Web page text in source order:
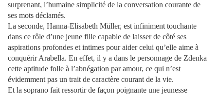
surprenant, l’humaine simplicité de la conversation courante de
ses mots déclamés.
La seconde, Hanna-Elisabeth Müller, est infiniment touchante
dans ce rôle d’une jeune fille capable de laisser de côté ses
aspirations profondes et intimes pour aider celui qu’elle aime à
conquérir Arabella. En effet, il y a dans le personnage de Zdenka
cette aptitude folle à l’abnégation par amour, ce qui n’est
évidemment pas un trait de caractère courant de la vie.
Et la soprano fait ressortir de façon poignante une jeunesse